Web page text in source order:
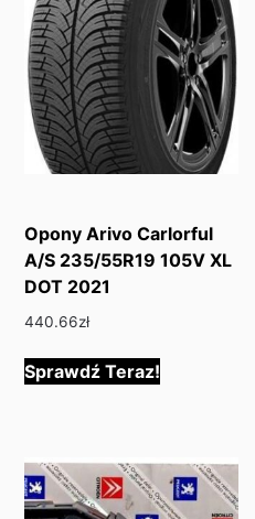
Opony Arivo Carlorful
A/S 235/55R19 105V XL
DOT 2021
440.66zł
Sprawdź Teraz!